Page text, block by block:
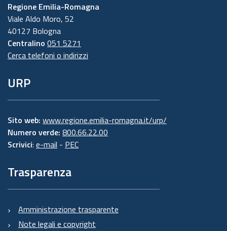
Regione Emilia-Romagna
Viale Aldo Moro, 52
40127 Bologna
Centralino 051 5271
Cerca telefoni o indirizzi
URP
Sito web: www.regione.emilia-romagna.it/urp/
Numero verde: 800.66.22.00
Scrivici: e-mail - PEC
Trasparenza
Amministrazione trasparente
Note legali e copyright